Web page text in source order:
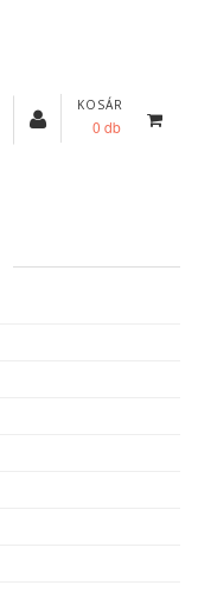
KOSÁR
0 db